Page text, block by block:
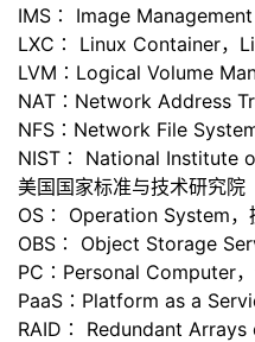
客
论
坛
的
圈
子
我
的
直
播
我
的
活
动
我
的
关
注
程
认
的
我
的
技
术
支
持
我
的
云
声
建
议
IMS∶ Image
LXC∶ Linux Container，
LVM∶Logical Volume
NAT∶Network Address
NFS∶Network File
NIST∶ National Institute
美国国家标准与技术研究院
OS∶ Operation System，
OBS∶ Object Storage
PC∶Personal Computer
PaaS∶Platform as a
RAID∶ Redundant Arrays